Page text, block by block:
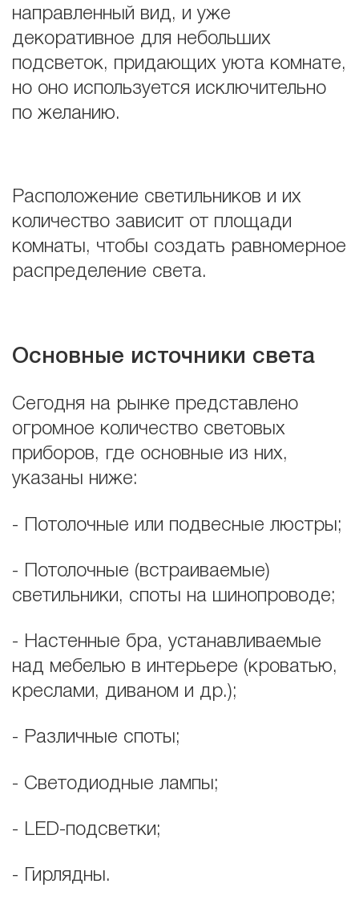
направленный вид, и уже
декоративное для небольших
подсветок, придающих уюта комнате,
но оно используется исключительно
по желанию.
Расположение светильников и их
количество зависит от площади
комнаты, чтобы создать равномерное
распределение света.
Основные источники света
Сегодня на рынке представлено
огромное количество световых
приборов, где основные из них,
указаны ниже:
- Потолочные или подвесные люстры;
- Потолочные (встраиваемые)
светильники, споты на шинопроводе;
- Настенные бра, устанавливаемые
над мебелью в интерьере (кроватью,
креслами, диваном и др.);
- Различные споты;
- Светодиодные лампы;
- LED-подсветки;
- Гирлядны.